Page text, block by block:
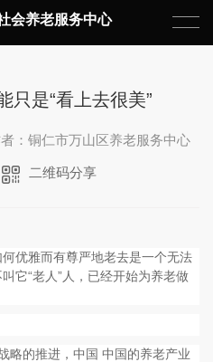
会养老服务中心
只是“看上去很美”
：铜仁市万山区养老服务中心
二维码分享
优雅而有尊严地老去是一个无法
它“老人”人，已经开始为养老做
略的推进，中国 中国的养老产业